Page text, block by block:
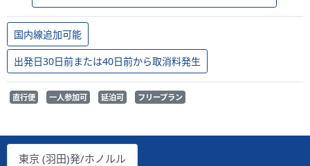
国内線追加可能
出発日30日前または40日前から取消料発生
直行便 一人参加可 延泊可 フリープラン
東京 (羽田)発/ホノルル